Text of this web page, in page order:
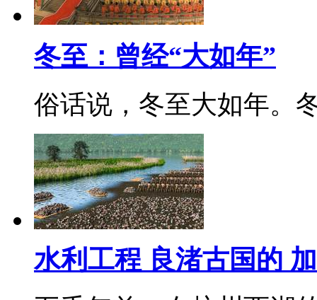
冬至：曾经“大如年”
俗话说，冬至大如年。
水利工程 良渚古国的